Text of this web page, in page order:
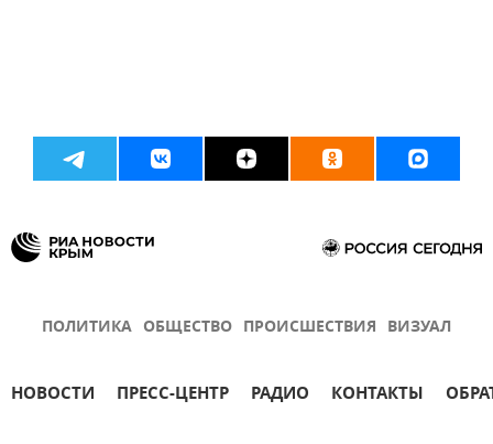
ПОЛИТИКА ОБЩЕСТВО ПРОИСШЕСТВИЯ ВИЗУАЛ
НОВОСТИ ПРЕСС-ЦЕНТР РАДИО КОНТАКТЫ